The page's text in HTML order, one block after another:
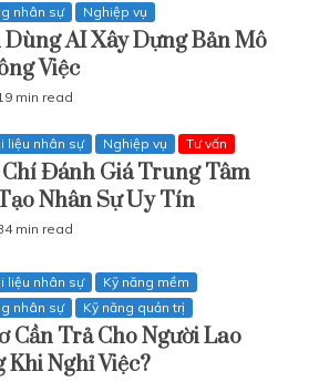
nhân sự Nghiệp vụ
Dùng AI Xây Dựng Bản Mô
Việc
min read
liệu nhân sự Nghiệp vụ Tư vấn
Đánh Giá Trung Tâm
Nhân Sự Uy Tín
min read
liệu nhân sự
Kỹ năng mềm
nhân sự
Kỹ năng quản trị
Cần Trả Cho Người Lao
Khi Nghỉ Việc?